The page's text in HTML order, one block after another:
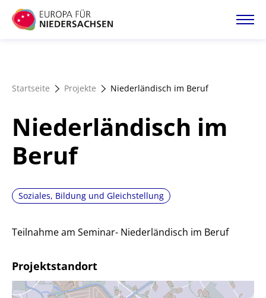
Direkt
zum
Förderangebote
Startseite Projekte Niederländisch im Beruf
Niederländisch im
Beruf
Soziales, Bildung und Gleichstellung
Teilnahme am Seminar- Niederländisch im Beruf
Projektstandort